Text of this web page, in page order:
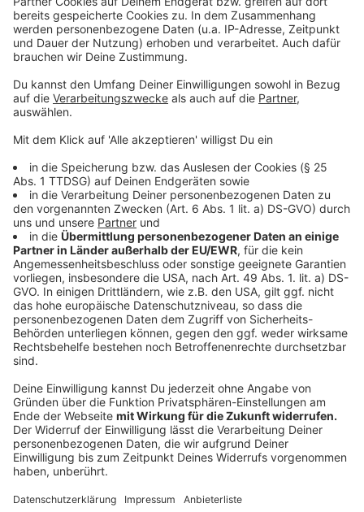
Anzeige
Besondere Gefahr für Ungeimpfte über 50
Anzeige
Sorgen bereiten Wolfgang Heuer vor allem
Ungeimpfte ab 50 Jahre: für sie sei das
Ansteckungsrisiko mit Omikron derzeit sehr hoch mit
allen denkbaren gesundheitlichen Folgen:
Wir müssen auf ein Bremsen der steilen
Infektionskurve setzen, damit sie handhabbar ist.
Hierzu dient die Beschränkung unserer
Alltagskontakte ebenso, wie selbstverständlich
das Impfen und der Maskenschutz vor allem in
Anzeige
Situation in Krankenhäusern bleibt stabil